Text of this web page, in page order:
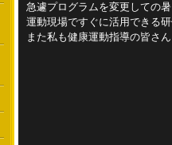
急遽プログラムを変更しての
運動現場ですぐに活用できる
また私も健康運動指導の皆さ